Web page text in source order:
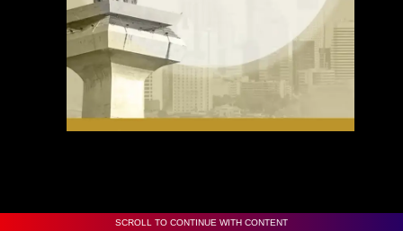
SCROLL TO CONTINUE WITH CONTENT